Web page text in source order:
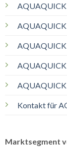
AQUAQUICK
AQUAQUICK
Kontakt für
Marktsegment